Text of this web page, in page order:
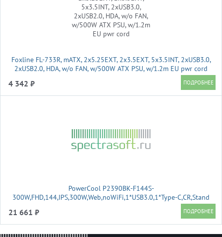
Foxline FL-733R, mATX, 2x5.25EXT, 2x3.5EXT, 5x3.5INT, 2xUSB3.0,
2xUSB2.0, HDA, w/o FAN, w/500W ATX PSU, w/1.2m EU pwr cord
4 342 ₽
PowerCool P2390BK-F144S-
300W,FHD,144,IPS,300W,Web,noWiFi,1*USB3.0,1*Type-C,CR,Stand
21 661 ₽